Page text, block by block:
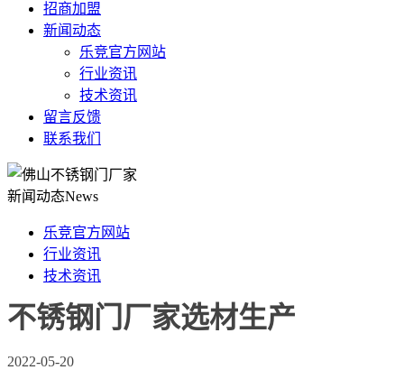
招商加盟
新闻动态
乐竞官方网站
行业资讯
技术资讯
留言反馈
联系我们
新闻动态News
乐竞官方网站
行业资讯
技术资讯
不锈钢门厂家选材生产
2022-05-20